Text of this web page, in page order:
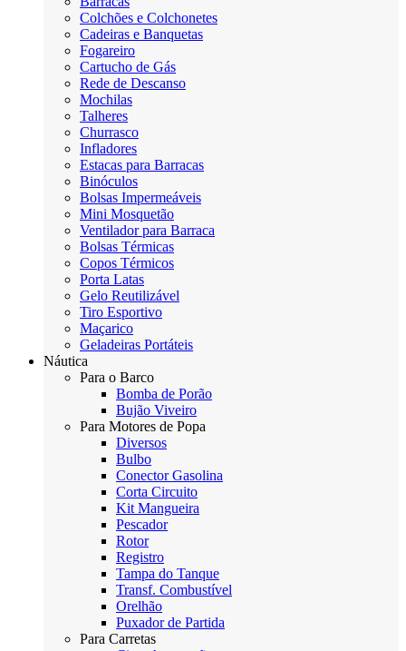
Colchões e Colchonetes
Cadeiras e Banquetas
Fogareiro
Cartucho de Gás
Rede de Descanso
Mochilas
Talheres
Churrasco
Infladores
Estacas para Barracas
Binóculos
Bolsas Impermeáveis
Mini Mosquetão
Ventilador para Barraca
Bolsas Térmicas
Copos Térmicos
Porta Latas
Gelo Reutilizável
Tiro Esportivo
Maçarico
Geladeiras Portáteis
Náutica
Para o Barco
Bomba de Porão
Bujão Viveiro
Para Motores de Popa
Diversos
Bulbo
Conector Gasolina
Corta Circuito
Kit Mangueira
Pescador
Rotor
Registro
Tampa do Tanque
Transf. Combustível
Orelhão
Puxador de Partida
Para Carretas